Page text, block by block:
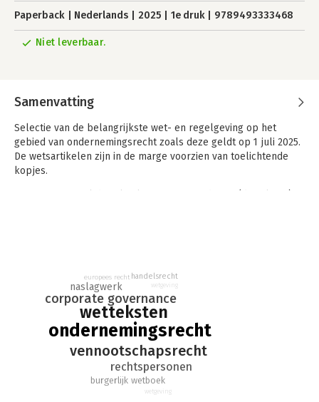
Paperback Nederlands 2025 1e druk 9789493333468
Niet leverbaar.
Samenvatting
Selectie van de belangrijkste wet- en regelgeving op het
gebied van ondernemingsrecht zoals deze geldt op 1 juli 2025.
De wetsartikelen zijn in de marge voorzien van toelichtende
kopjes.
ondernemingsrecht
wetteksten
vennootschapsrecht
corporate governance
rechtspersonen
naslagwerk
burgerlijk wetboek
europees recht handelsrecht
wetgeving
wetgeving